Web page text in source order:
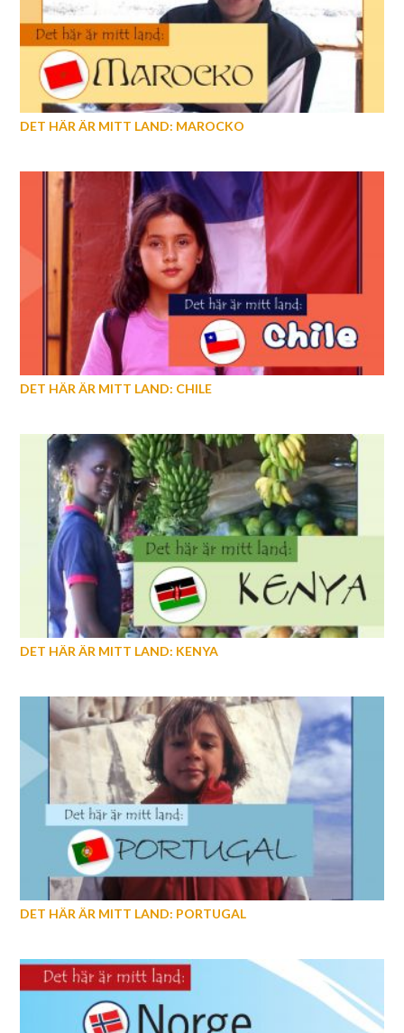
DET HÄR ÄR MITT LAND: MAROCKO
DET HÄR ÄR MITT LAND: CHILE
DET HÄR ÄR MITT LAND: KENYA
DET HÄR ÄR MITT LAND: PORTUGAL